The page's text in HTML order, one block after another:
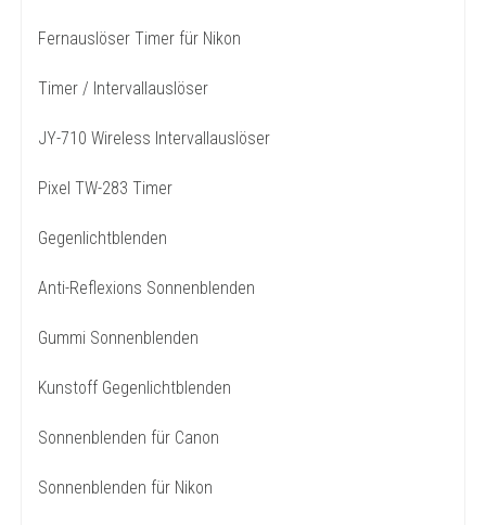
Fernauslöser Timer für Nikon
Timer / Intervallauslöser
JY-710 Wireless Intervallauslöser
Pixel TW-283 Timer
Gegenlichtblenden
Anti-Reflexions Sonnenblenden
Gummi Sonnenblenden
Kunstoff Gegenlichtblenden
Sonnenblenden für Canon
Sonnenblenden für Nikon